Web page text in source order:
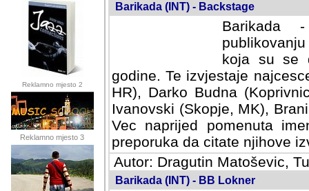
Reklamno mjesto 2
Reklamno mjesto 3
Barikada (INT) - Backstage
Barikada
koja su se
godine. Te izvjestaje
HR), Darko Budna
Ivanovski (Skopje, MK),
Vec naprijed pomenuta
preporuka da citate njihove
Autor: Dragutin Matoševic,
Barikada (INT) - BB Lokner